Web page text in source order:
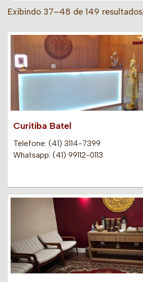
Exibindo 37–48 de 149 resultados
Curitiba Batel
Telefone: (41) 3114-7399
Whatsapp: (41) 99112-0113